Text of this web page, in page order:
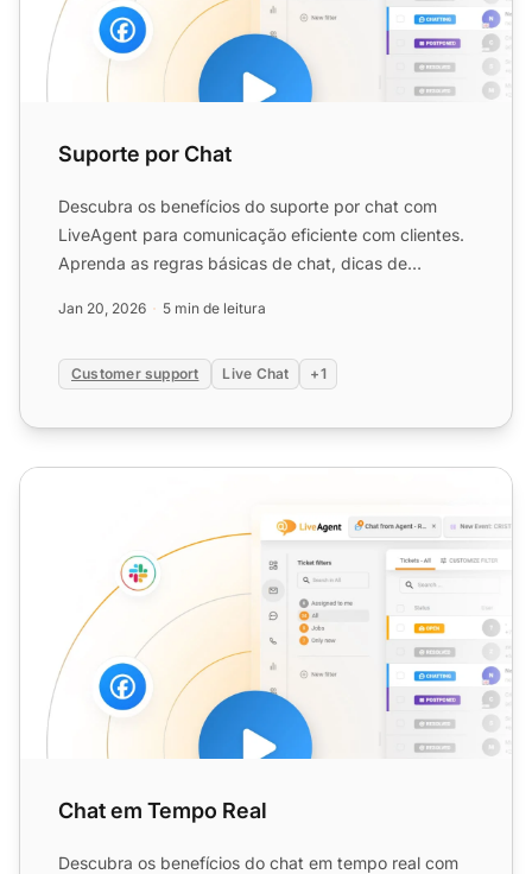
Suporte por Chat
Descubra os benefícios do suporte por chat com
LiveAgent para comunicação eficiente com clientes.
Aprenda as regras básicas de chat, dicas de
Jan 20, 2026 5 min de leitura
Customer support Live Chat +1
Chat em Tempo Real
Chat em Tempo Real
Descubra os benefícios do chat em tempo real com